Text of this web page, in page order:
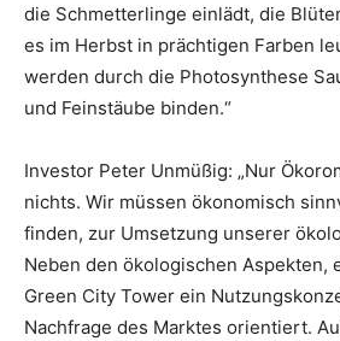
die Schmetterlinge einlädt, die
es im Herbst in prächtigen Farben
werden durch die Photosynthese
und Feinstäube binden.“
Investor Peter Unmüßig: „Nur
nichts. Wir müssen ökonomisch
finden, zur Umsetzung unserer
Neben den ökologischen Aspekten,
Green City Tower ein
Nachfrage des Marktes orientiert.